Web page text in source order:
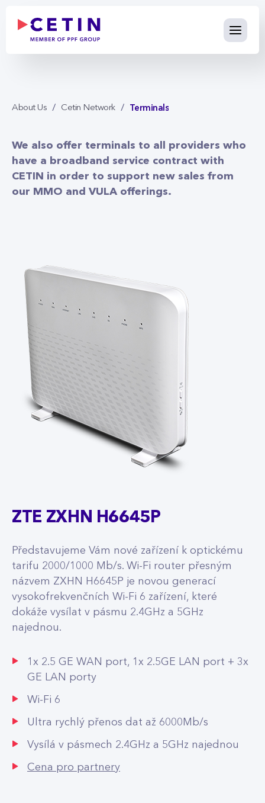
About Us Cetin Network Terminals
We also offer terminals to all providers who
have a broadband service contract with
CETIN in order to support new sales from
our MMO and VULA offerings.
ZTE ZXHN H6645P
Představujeme Vám nové zařízení k optickému
tarifu 2000/1000 Mb/s. Wi-Fi router přesným
názvem ZXHN H6645P je novou generací
vysokofrekvenčních Wi-Fi 6 zařízení, které
dokáže vysílat v pásmu 2.4GHz a 5GHz
najednou.
1x 2.5 GE WAN port, 1x 2.5GE LAN port + 3x
GE LAN porty
Wi-Fi 6
Ultra rychlý přenos dat až 6000Mb/s
Vysílá v pásmech 2.4GHz a 5GHz najednou
Cena pro partnery